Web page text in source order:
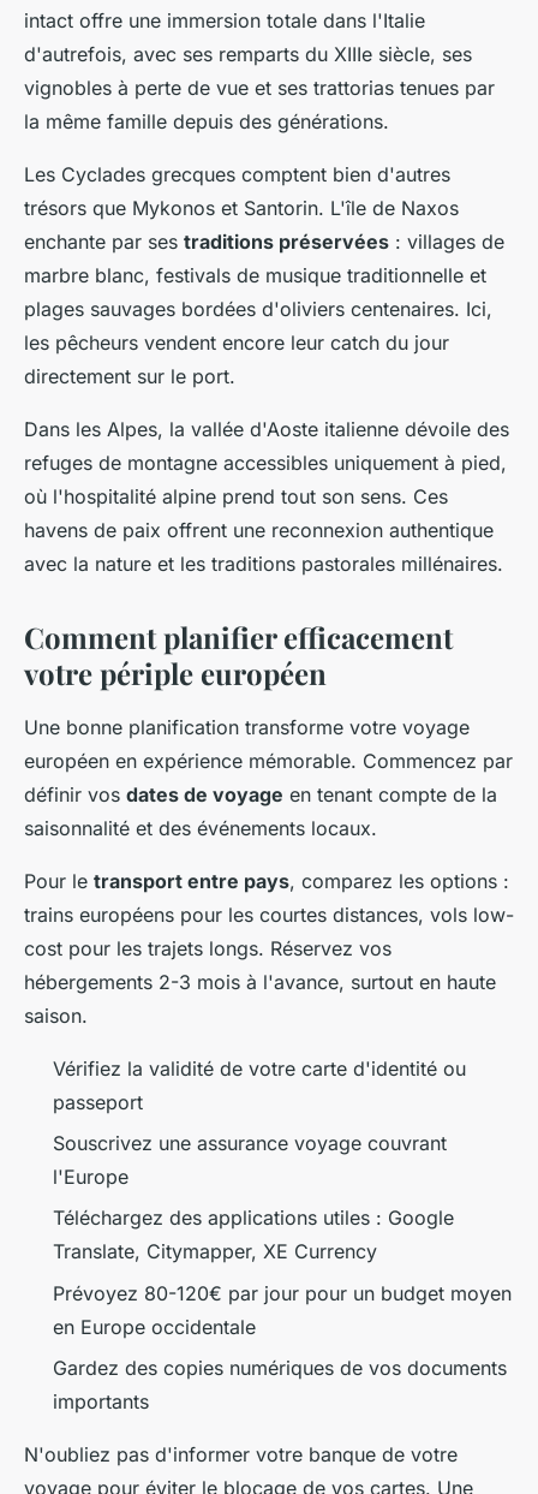
intact offre une immersion totale dans l'Italie
d'autrefois, avec ses remparts du XIIIe siècle, ses
vignobles à perte de vue et ses trattorias tenues par
la même famille depuis des générations.
Les Cyclades grecques comptent bien d'autres
trésors que Mykonos et Santorin. L'île de Naxos
enchante par ses traditions préservées : villages de
marbre blanc, festivals de musique traditionnelle et
plages sauvages bordées d'oliviers centenaires. Ici,
les pêcheurs vendent encore leur catch du jour
directement sur le port.
Dans les Alpes, la vallée d'Aoste italienne dévoile des
refuges de montagne accessibles uniquement à pied,
où l'hospitalité alpine prend tout son sens. Ces
havens de paix offrent une reconnexion authentique
avec la nature et les traditions pastorales millénaires.
Comment planifier efficacement
votre périple européen
Une bonne planification transforme votre voyage
européen en expérience mémorable. Commencez par
définir vos dates de voyage en tenant compte de la
saisonnalité et des événements locaux.
Pour le transport entre pays, comparez les options :
trains européens pour les courtes distances, vols low-
cost pour les trajets longs. Réservez vos
hébergements 2-3 mois à l'avance, surtout en haute
saison.
Vérifiez la validité de votre carte d'identité ou
passeport
Souscrivez une assurance voyage couvrant
l'Europe
Téléchargez des applications utiles : Google
Translate, Citymapper, XE Currency
Prévoyez 80-120€ par jour pour un budget moyen
en Europe occidentale
Gardez des copies numériques de vos documents
importants
N'oubliez pas d'informer votre banque de votre
voyage pour éviter le blocage de vos cartes. Une